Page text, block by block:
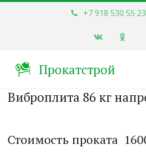
+7 918 530 55 23
Прокатстрой
Виброплита 86 кг
Стоимость проката